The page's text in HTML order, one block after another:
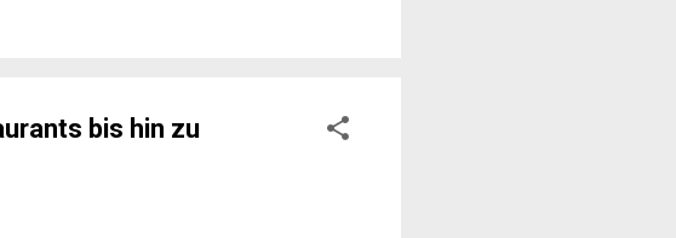
bis hin zu